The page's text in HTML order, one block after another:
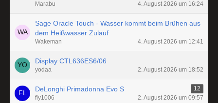
Marabu
4. August 2026 um 16:24
Sage Oracle Touch - Wasser kommt beim Brühen aus
dem Heißwasser Zulauf
Wakeman 4. August 2026 um 12:41
Display CTL636ES6/06
yodaa 2. August 2026 um 18:52
DeLonghi Primadonna Evo S
12
fly1006
2. August 2026 um 09:57